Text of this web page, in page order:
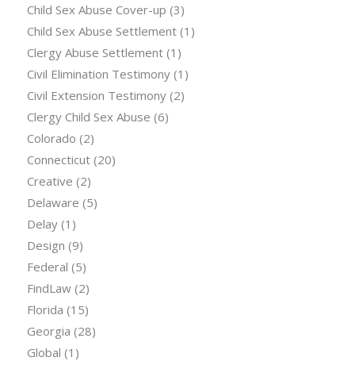
Child Sex Abuse Cover-up (3)
Child Sex Abuse Settlement(1)
Clergy Abuse Settlement(1)
Civil Elimination Testimony(1)
Civil Extension Testimony(2)
Clergy Child Sex Abuse (6)
Colorado (2)
Connecticut(20)
Creative (2)
Delaware (5)
Delay(1)
Design (9)
Federal (5)
FindLaw(2)
Florida (15)
Georgia (28)
Global (1)